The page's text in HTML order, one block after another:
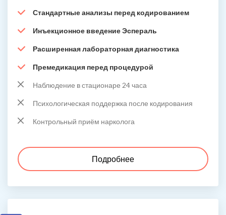
Стандартные анализы перед кодированием
Инъекционное введение Эспераль
Расширенная лабораторная диагностика
Премедикация перед процедурой
Наблюдение в стационаре 24 часа
Психологическая поддержка после кодирования
Контрольный приём нарколога
Подробнее